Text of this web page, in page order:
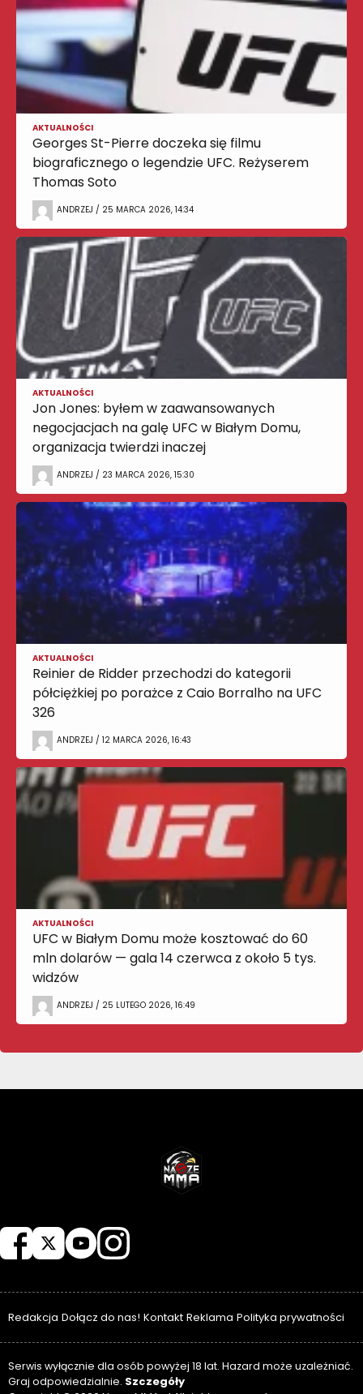
AKTUALNOŚCI
Georges St-Pierre doczeka się filmu
biograficznego o legendzie UFC. Reżyserem
Thomas Soto
ANDRZEJ / 25 MARCA 2026, 14:34
AKTUALNOŚCI
Jon Jones: byłem w zaawansowanych
negocjacjach na galę UFC w Białym Domu,
organizacja twierdzi inaczej
ANDRZEJ / 23 MARCA 2026, 15:30
AKTUALNOŚCI
Reinier de Ridder przechodzi do kategorii
półciężkiej po porażce z Caio Borralho na UFC
326
ANDRZEJ / 12 MARCA 2026, 16:43
AKTUALNOŚCI
UFC w Białym Domu może kosztować do 60
mln dolarów — gala 14 czerwca z około 5 tys.
widzów
ANDRZEJ / 25 LUTEGO 2026, 16:49
Redakcja Dołącz do nas! Kontakt Reklama Polityka prywatności
Serwis wyłącznie dla osób powyżej 18 lat. Hazard może uzależniać.
Graj odpowiedzialnie. Szczegóły